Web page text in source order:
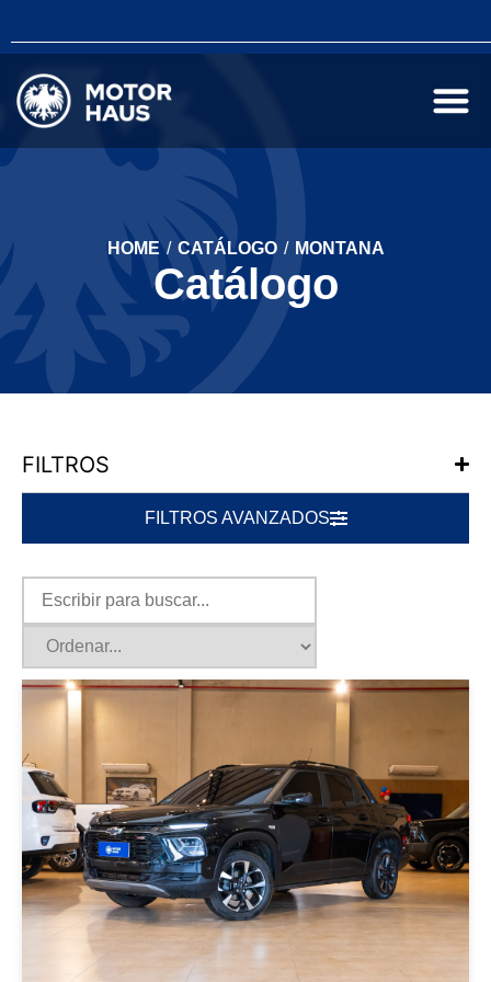
HOME / CATÁLOGO / MONTANA
Catálogo
FILTROS
FILTROS AVANZADOS
CHEVROLET
CHEVROLET MONTANA 2024
NEGRO
USD 25000